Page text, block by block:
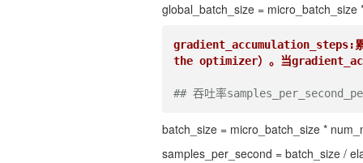
global_batch_size =
gradient_accumulation_steps:
the optimizer）。当
## 吞吐率
batch_size = micro_batch_size *
samples_per_second = batch_size /